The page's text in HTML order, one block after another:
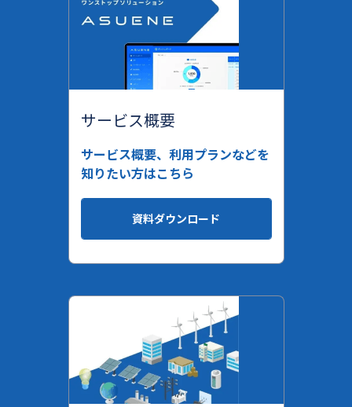
サービス概要
サービス概要、利用プランなどを
知りたい方はこちら
資料ダウンロード